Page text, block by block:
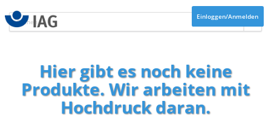
Einloggen/Anmelden
Hier gibt es noch keine
Produkte. Wir arbeiten mit
Hochdruck daran.